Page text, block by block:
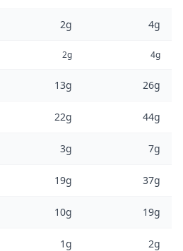
2g 4g
2g 4g
13g 26g
22g 44g
3g 7g
19g 37g
10g 19g
1g 2g